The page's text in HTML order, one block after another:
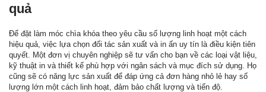
quả
Để đặt làm móc chìa khóa theo yêu cầu số lượng linh hoạt một cách
hiệu quả, việc lựa chọn đối tác sản xuất và in ấn uy tín là điều kiện tiên
quyết. Một đơn vị chuyên nghiệp sẽ tư vấn cho bạn về các loại vật liệu,
kỹ thuật in và thiết kế phù hợp với ngân sách và mục đích sử dụng. Họ
cũng sẽ có năng lực sản xuất để đáp ứng cả đơn hàng nhỏ lẻ hay số
lượng lớn một cách linh hoạt, đảm bảo chất lượng và tiến độ.